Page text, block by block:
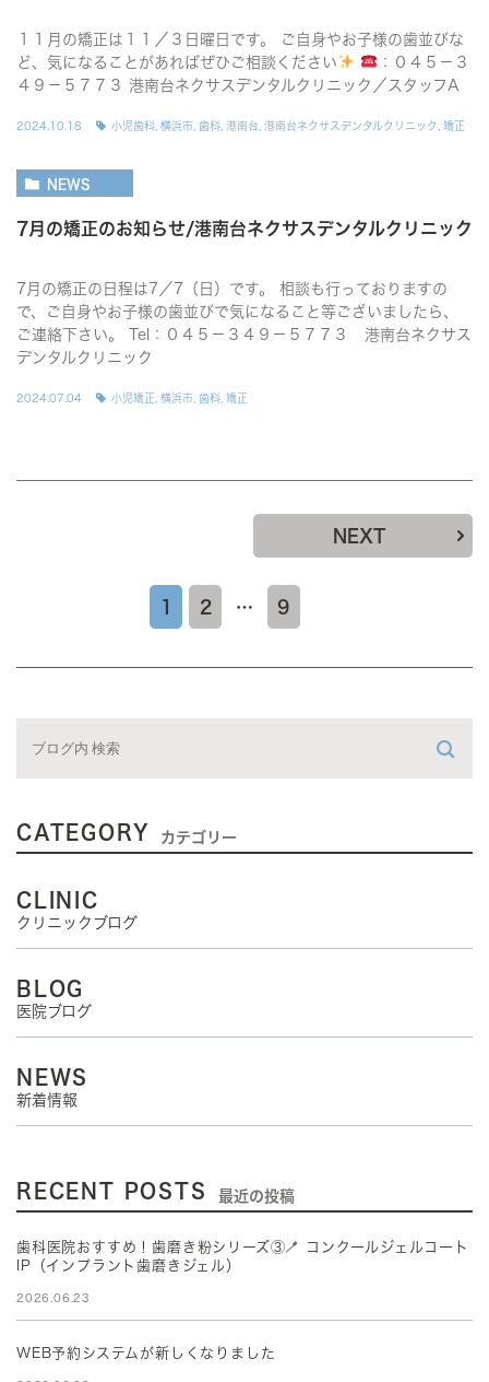
１１月の矯正は１１／３日曜日です。 ご自身やお子様の歯並びな
ど、気になることがあればぜひご相談ください
：０４５－３
４９－５７７３ 港南台ネクサスデンタルクリニック／スタッフA
2024.10.18 小児歯科 横浜市 歯科 港南台 港南台ネクサスデンタルクリニック 矯正
NEWS
7月の矯正のお知らせ/港南台ネクサスデンタルクリニック
7月の矯正の日程は7／7（日）です。 相談も行っておりますの
で、ご自身やお子様の歯並びで気になること等ございましたら、
ご連絡下さい。 Tel：０４５－３４９－５７７３ 港南台ネクサス
デンタルクリニック
2024.07.04 小児矯正 横浜市 歯科 矯正
1 2 … 9
NEXT
CATEGORY カテゴリー
CLINIC
クリニックブログ
BLOG
医院ブログ
NEWS
新着情報
RECENT POSTS 最近の投稿
歯科医院おすすめ！歯磨き粉シリーズ③🪥 コンクールジェルコート
IP（インプラント歯磨きジェル）
2026.06.23
WEB予約システムが新しくなりました